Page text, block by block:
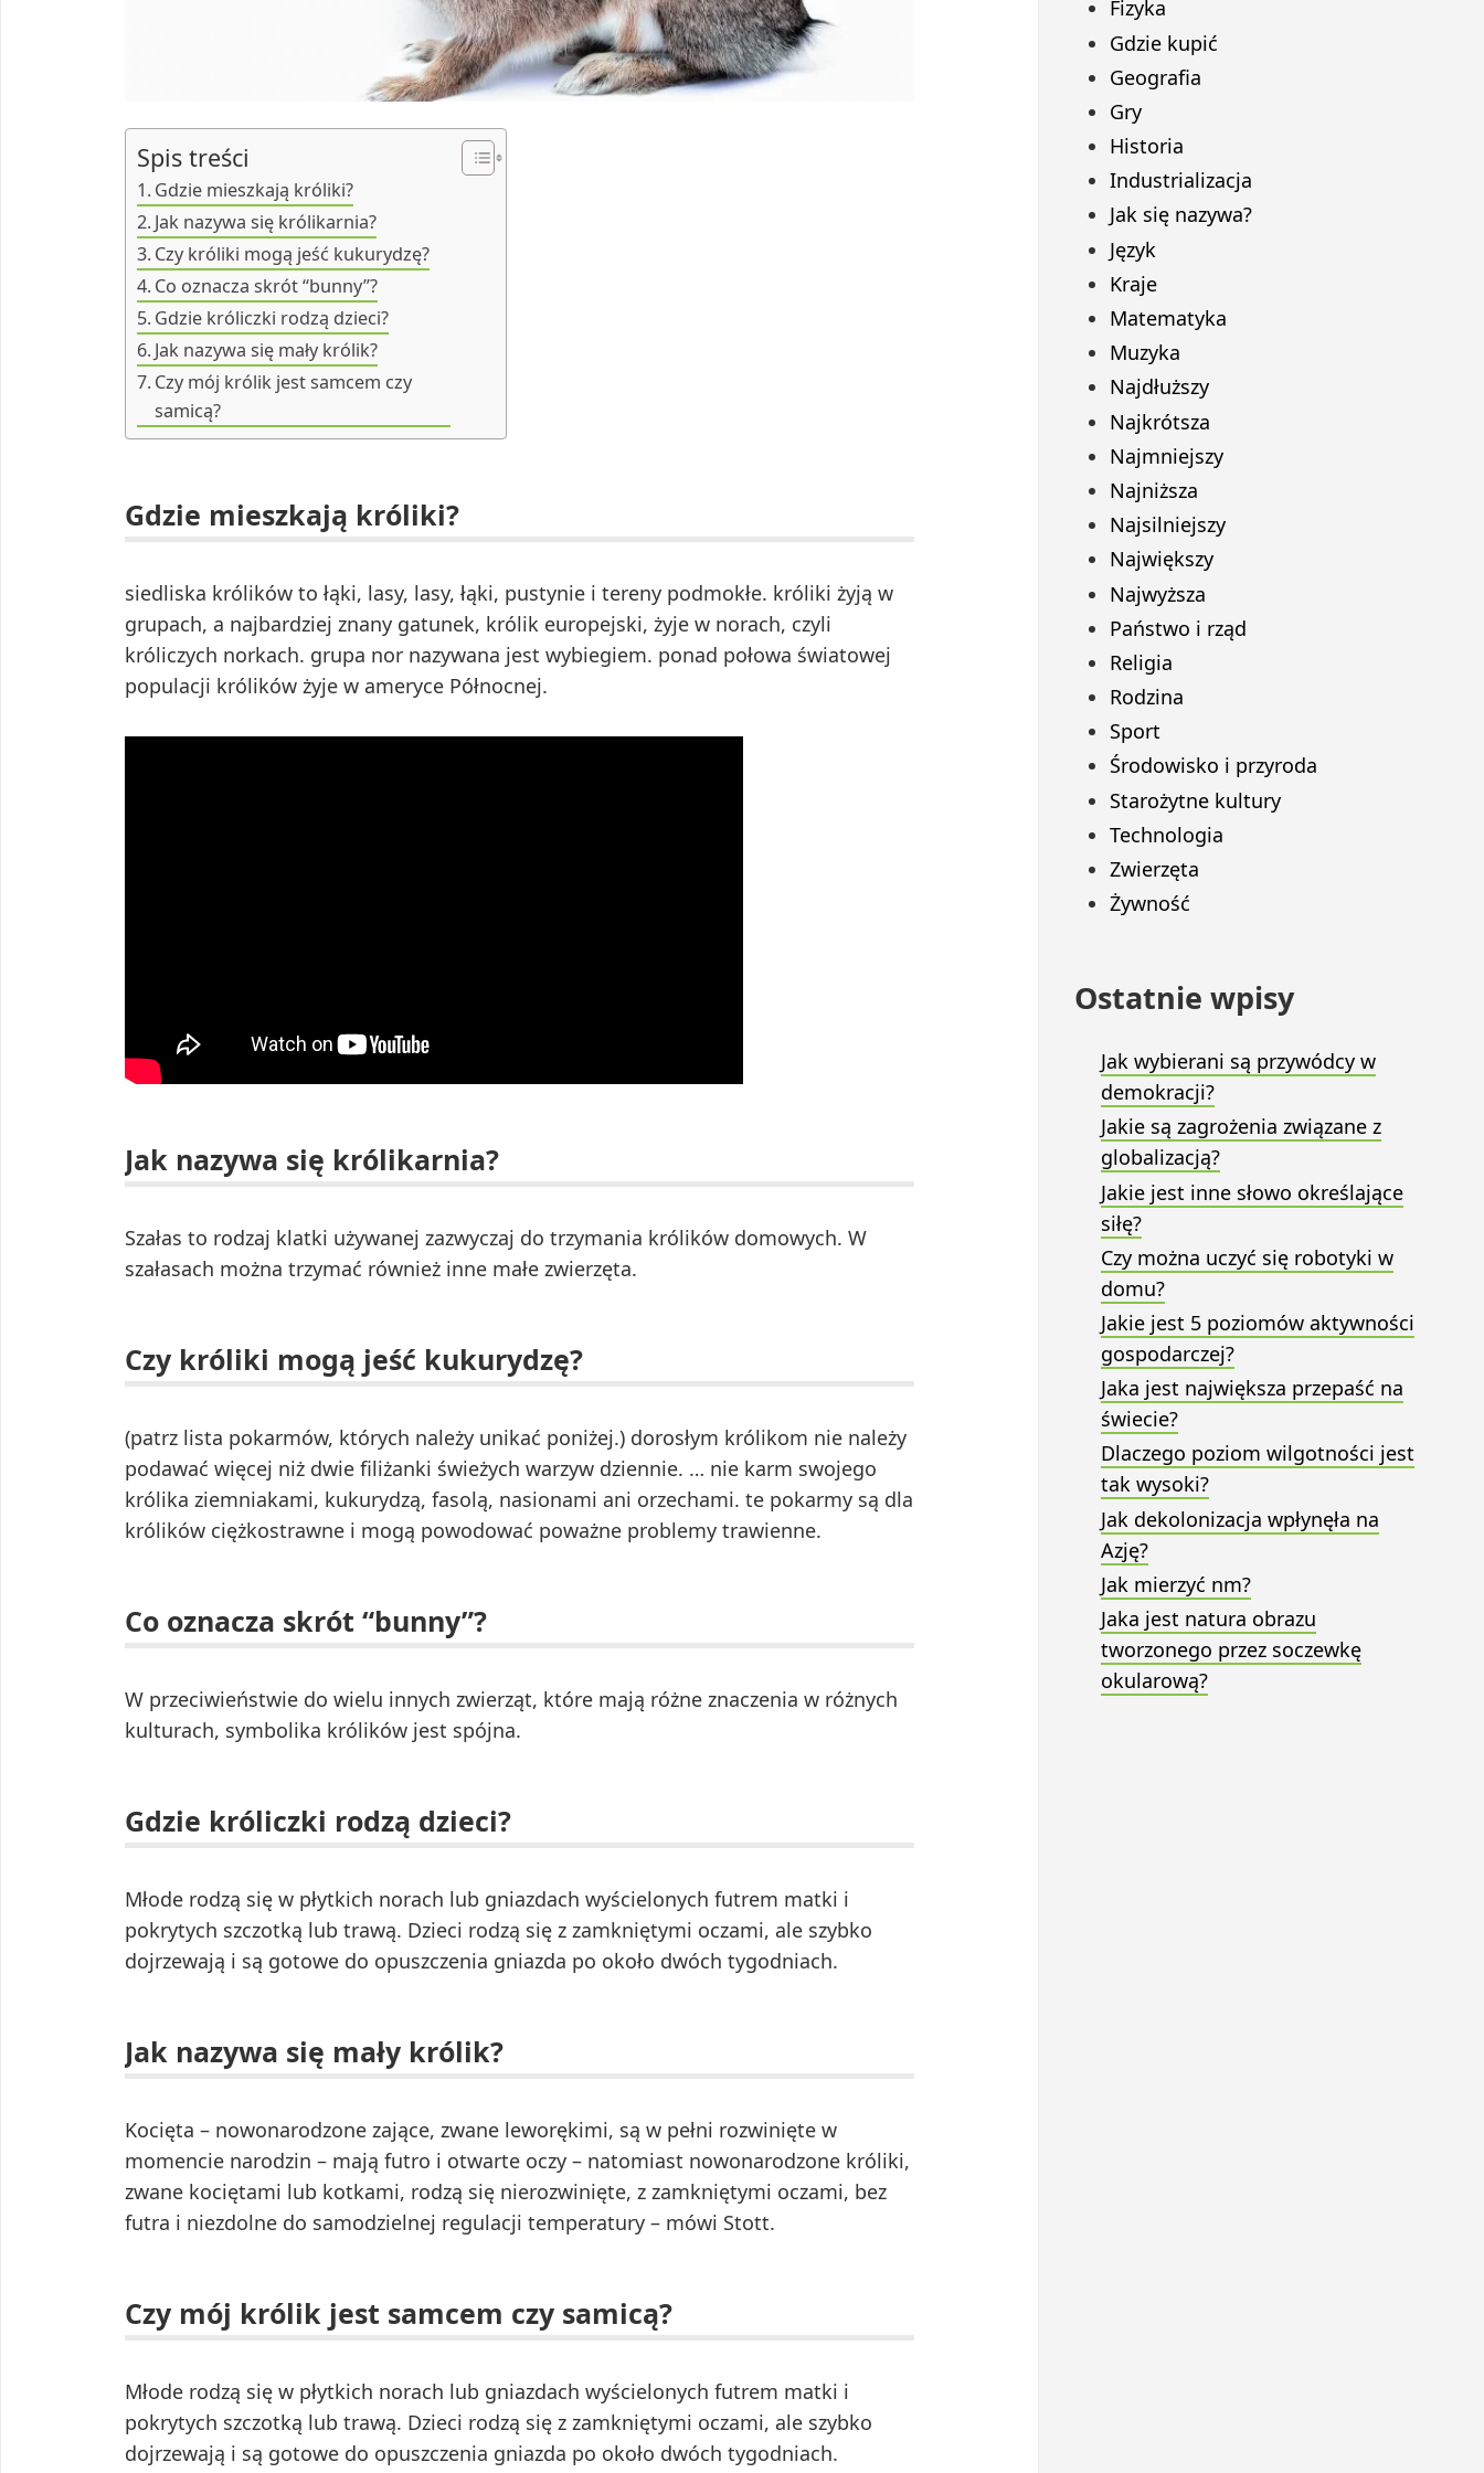
Spis treści
Gdzie mieszkają króliki?
Jak nazywa się królikarnia?
Czy króliki mogą jeść kukurydzę?
Co oznacza skrót “bunny”?
Gdzie króliczki rodzą dzieci?
Jak nazywa się mały królik?
Czy mój królik jest samcem czy
samicą?
Gdzie mieszkają króliki?
siedliska królików to łąki, lasy, lasy, łąki, pustynie i tereny podmokłe. króliki żyją w
grupach, a najbardziej znany gatunek, królik europejski, żyje w norach, czyli
króliczych norkach. grupa nor nazywana jest wybiegiem. ponad połowa światowej
populacji królików żyje w ameryce Północnej.
Jak nazywa się królikarnia?
Szałas to rodzaj klatki używanej zazwyczaj do trzymania królików domowych. W
szałasach można trzymać również inne małe zwierzęta.
Czy króliki mogą jeść kukurydzę?
(patrz lista pokarmów, których należy unikać poniżej.) dorosłym królikom nie należy
podawać więcej niż dwie filiżanki świeżych warzyw dziennie. … nie karm swojego
królika ziemniakami, kukurydzą, fasolą, nasionami ani orzechami. te pokarmy są dla
królików ciężkostrawne i mogą powodować poważne problemy trawienne.
Co oznacza skrót “bunny”?
W przeciwieństwie do wielu innych zwierząt, które mają różne znaczenia w różnych
kulturach, symbolika królików jest spójna.
Gdzie króliczki rodzą dzieci?
Młode rodzą się w płytkich norach lub gniazdach wyścielonych futrem matki i
pokrytych szczotką lub trawą. Dzieci rodzą się z zamkniętymi oczami, ale szybko
dojrzewają i są gotowe do opuszczenia gniazda po około dwóch tygodniach.
Jak nazywa się mały królik?
Kocięta – nowonarodzone zające, zwane leworękimi, są w pełni rozwinięte w
momencie narodzin – mają futro i otwarte oczy – natomiast nowonarodzone króliki,
zwane kociętami lub kotkami, rodzą się nierozwinięte, z zamkniętymi oczami, bez
futra i niezdolne do samodzielnej regulacji temperatury – mówi Stott.
Czy mój królik jest samcem czy samicą?
Młode rodzą się w płytkich norach lub gniazdach wyścielonych futrem matki i
pokrytych szczotką lub trawą. Dzieci rodzą się z zamkniętymi oczami, ale szybko
dojrzewają i są gotowe do opuszczenia gniazda po około dwóch tygodniach.
Fizyka
Gdzie kupić
Geografia
Gry
Historia
Industrializacja
Jak się nazywa?
Język
Kraje
Matematyka
Muzyka
Najdłuższy
Najkrótsza
Najmniejszy
Najniższa
Najsilniejszy
Największy
Najwyższa
Państwo i rząd
Religia
Rodzina
Sport
Środowisko i przyroda
Starożytne kultury
Technologia
Zwierzęta
Żywność
Ostatnie wpisy
Jak wybierani są przywódcy w
demokracji?
Jakie są zagrożenia związane z
globalizacją?
Jakie jest inne słowo określające
siłę?
Czy można uczyć się robotyki w
domu?
Jakie jest 5 poziomów aktywności
gospodarczej?
Jaka jest największa przepaść na
świecie?
Dlaczego poziom wilgotności jest
tak wysoki?
Jak dekolonizacja wpłynęła na
Azję?
Jak mierzyć nm?
Jaka jest natura obrazu
tworzonego przez soczewkę
okularową?